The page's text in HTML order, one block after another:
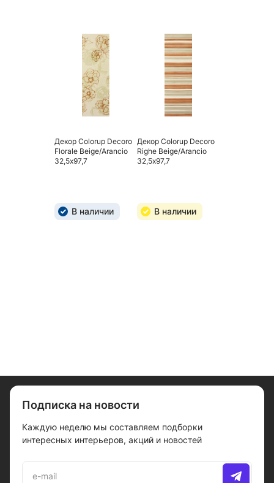
Декор Colorup Decoro
Florale Beige/Arancio
32,5х97,7
В наличии
Декор Colorup Decoro
Righe Beige/Arancio
32,5х97,7
В наличии
Подписка на новости
Каждую неделю мы составляем подборки
интересных интерьеров, акций и новостей